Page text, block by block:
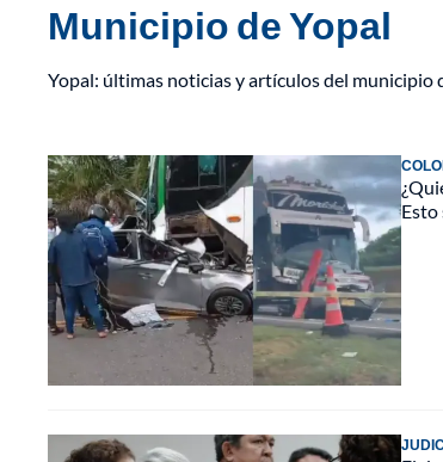
Municipio de Yopal
Yopal: últimas noticias y artículos del municipio
Esto